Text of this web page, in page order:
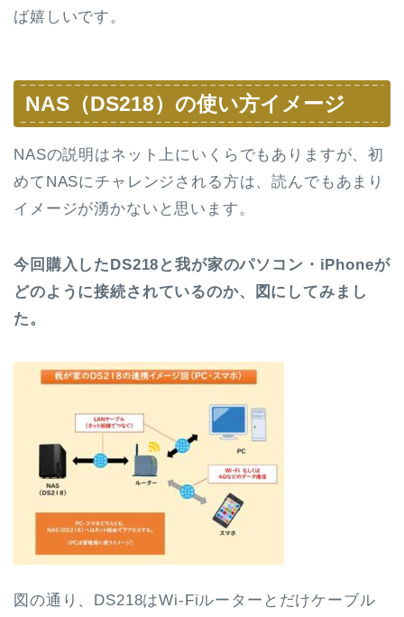
ば嬉しいです。
NAS（DS218）の使い方イメージ
NASの説明はネット上にいくらでもありますが、初
めてNASにチャレンジされる方は、読んでもあまり
イメージが湧かないと思います。
今回購入したDS218と我が家のパソコン・iPhoneが
どのように接続されているのか、図にしてみまし
た。
図の通り、DS218はWi-Fiルーターとだけケーブル